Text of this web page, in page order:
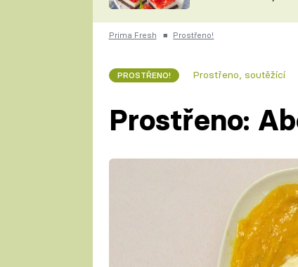
ČESKO NA
KUCHAŘKA
Prima Fresh ■ Prostřeno!
PROSTŘENO! Prostřeno, soutěžící
Prostřeno: